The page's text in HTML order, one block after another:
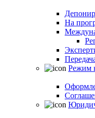
На
Режим